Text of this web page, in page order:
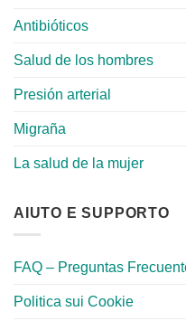
Antibióticos
Salud de los hombres
Presión arterial
Migraña
La salud de la mujer
AIUTO E SUPPORTO
FAQ – Preguntas
Politica sui Cookie